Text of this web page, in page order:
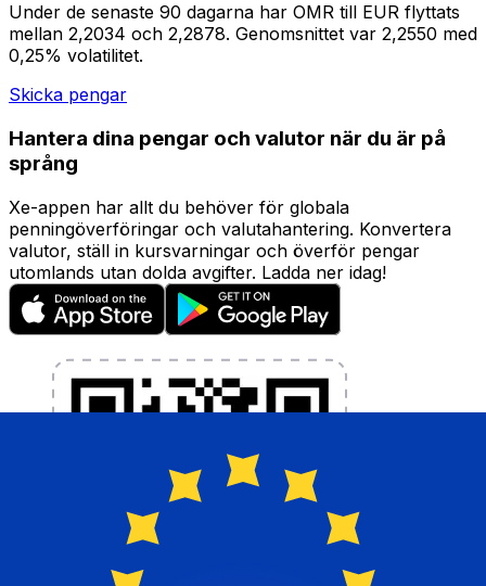
Under de senaste 90 dagarna har OMR till EUR flyttats
mellan 2,2034 och 2,2878. Genomsnittet var 2,2550 med
0,25% volatilitet.
Skicka pengar
Hantera dina pengar och valutor när du är på
språng
Xe-appen har allt du behöver för globala
penningöverföringar och valutahantering. Konvertera
valutor, ställ in kursvarningar och överför pengar
utomlands utan dolda avgifter. Ladda ner idag!